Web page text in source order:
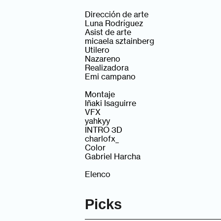
Dirección de arte
Luna Rodríguez
Asist de arte
micaela sztainberg
Utilero
Nazareno
Realizadora
Emi campano
Montaje
Iñaki Isaguirre
VFX
yahkyy
INTRO 3D
charlofx_
Color
Gabriel Harcha
Elenco
Picks